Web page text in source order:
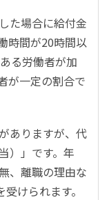
た場合に給付金
時間が20時間以
る労働者が加
が一定の割合で
ありますが、代
）」です。年
、離職の理由な
けられます。